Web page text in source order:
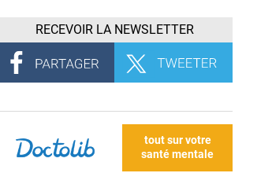
RECEVOIR LA NEWSLETTER
tout sur votre
santé mentale